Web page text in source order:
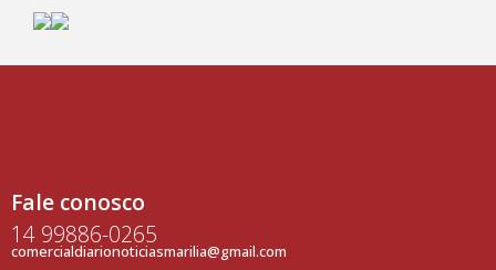
Fale conosco
14 99886-0265
comercialdiarionoticiasmarilia@gmail.com